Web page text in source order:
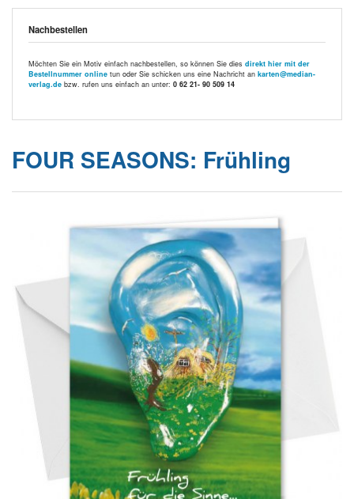
Nachbestellen
Möchten Sie ein Motiv einfach nachbestellen, so können Sie dies direkt hier mit der
Bestellnummer online tun oder Sie schicken uns eine Nachricht an karten@median-
verlag.de bzw. rufen uns einfach an unter: 0 62 21- 90 509 14
FOUR SEASONS: Frühling